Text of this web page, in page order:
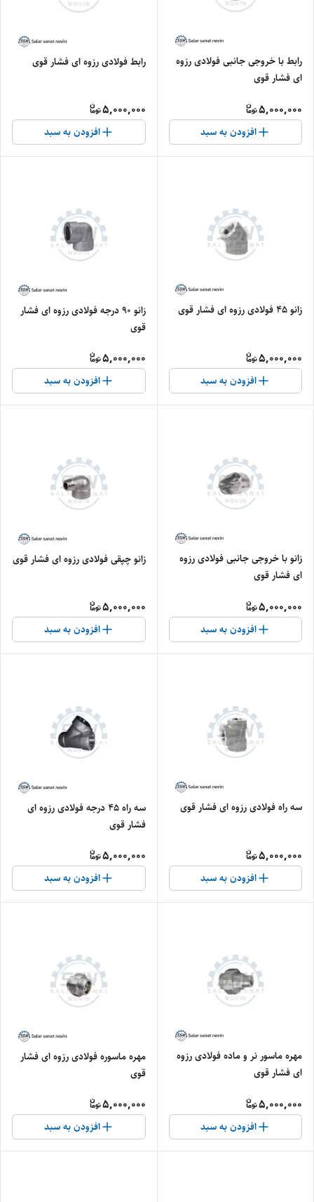
رابط با خروجی جانبی فولادی رزوه
ای فشار قوی
5,000,000
افزودن به سبد
رابط فولادی رزوه ای فشار قوی
5,000,000
افزودن به سبد
زانو ۴۵ فولادی رزوه ای فشار قوی
5,000,000
افزودن به سبد
زانو ۹۰ درجه فولادی رزوه ای فشار
قوی
5,000,000
افزودن به سبد
زانو با خروجی جانبی فولادی رزوه
ای فشار قوی
5,000,000
افزودن به سبد
زانو چپقی فولادی رزوه ای فشار قوی
5,000,000
افزودن به سبد
سه راه فولادی رزوه ای فشار قوی
5,000,000
افزودن به سبد
سه راه ۴۵ درجه فولادی رزوه ای
فشار قوی
5,000,000
افزودن به سبد
مهره ماسور نر و ماده فولادی رزوه
ای فشار قوی
5,000,000
افزودن به سبد
مهره ماسوره فولادی رزوه ای فشار
قوی
5,000,000
افزودن به سبد